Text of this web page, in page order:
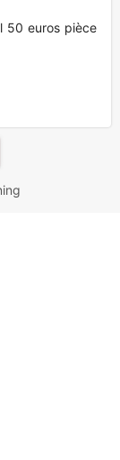
50 euros pièce